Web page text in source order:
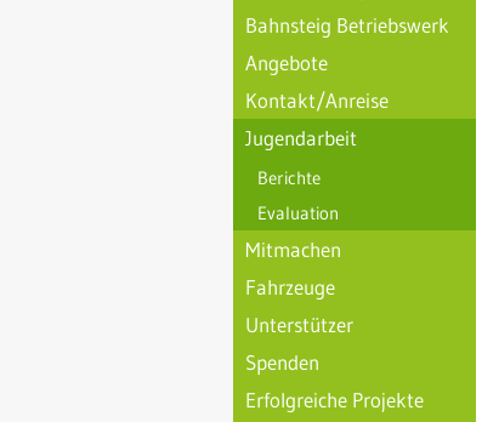
Bahnsteig Betriebswerk
Angebote
Kontakt/Anreise
Jugendarbeit
Berichte
Evaluation
Mitmachen
Fahrzeuge
Unterstützer
Spenden
Erfolgreiche Projekte